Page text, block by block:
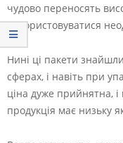
чудово переносять
використовуватися
Нині ці пакети
сферах, і навіть при
ціна дуже прийнятна,
продукція має низьку